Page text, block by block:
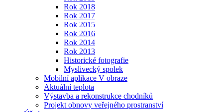
Rok 2018
Rok 2017
Rok 2015
Rok 2016
Rok 2014
Rok 2013
Historické fotografie
Myslivecký spolek
Mobilní aplikace V obraze
Aktuální teplota
Výstavba a rekonstrukce chodníků
Projekt obnovy veřejného prostranství